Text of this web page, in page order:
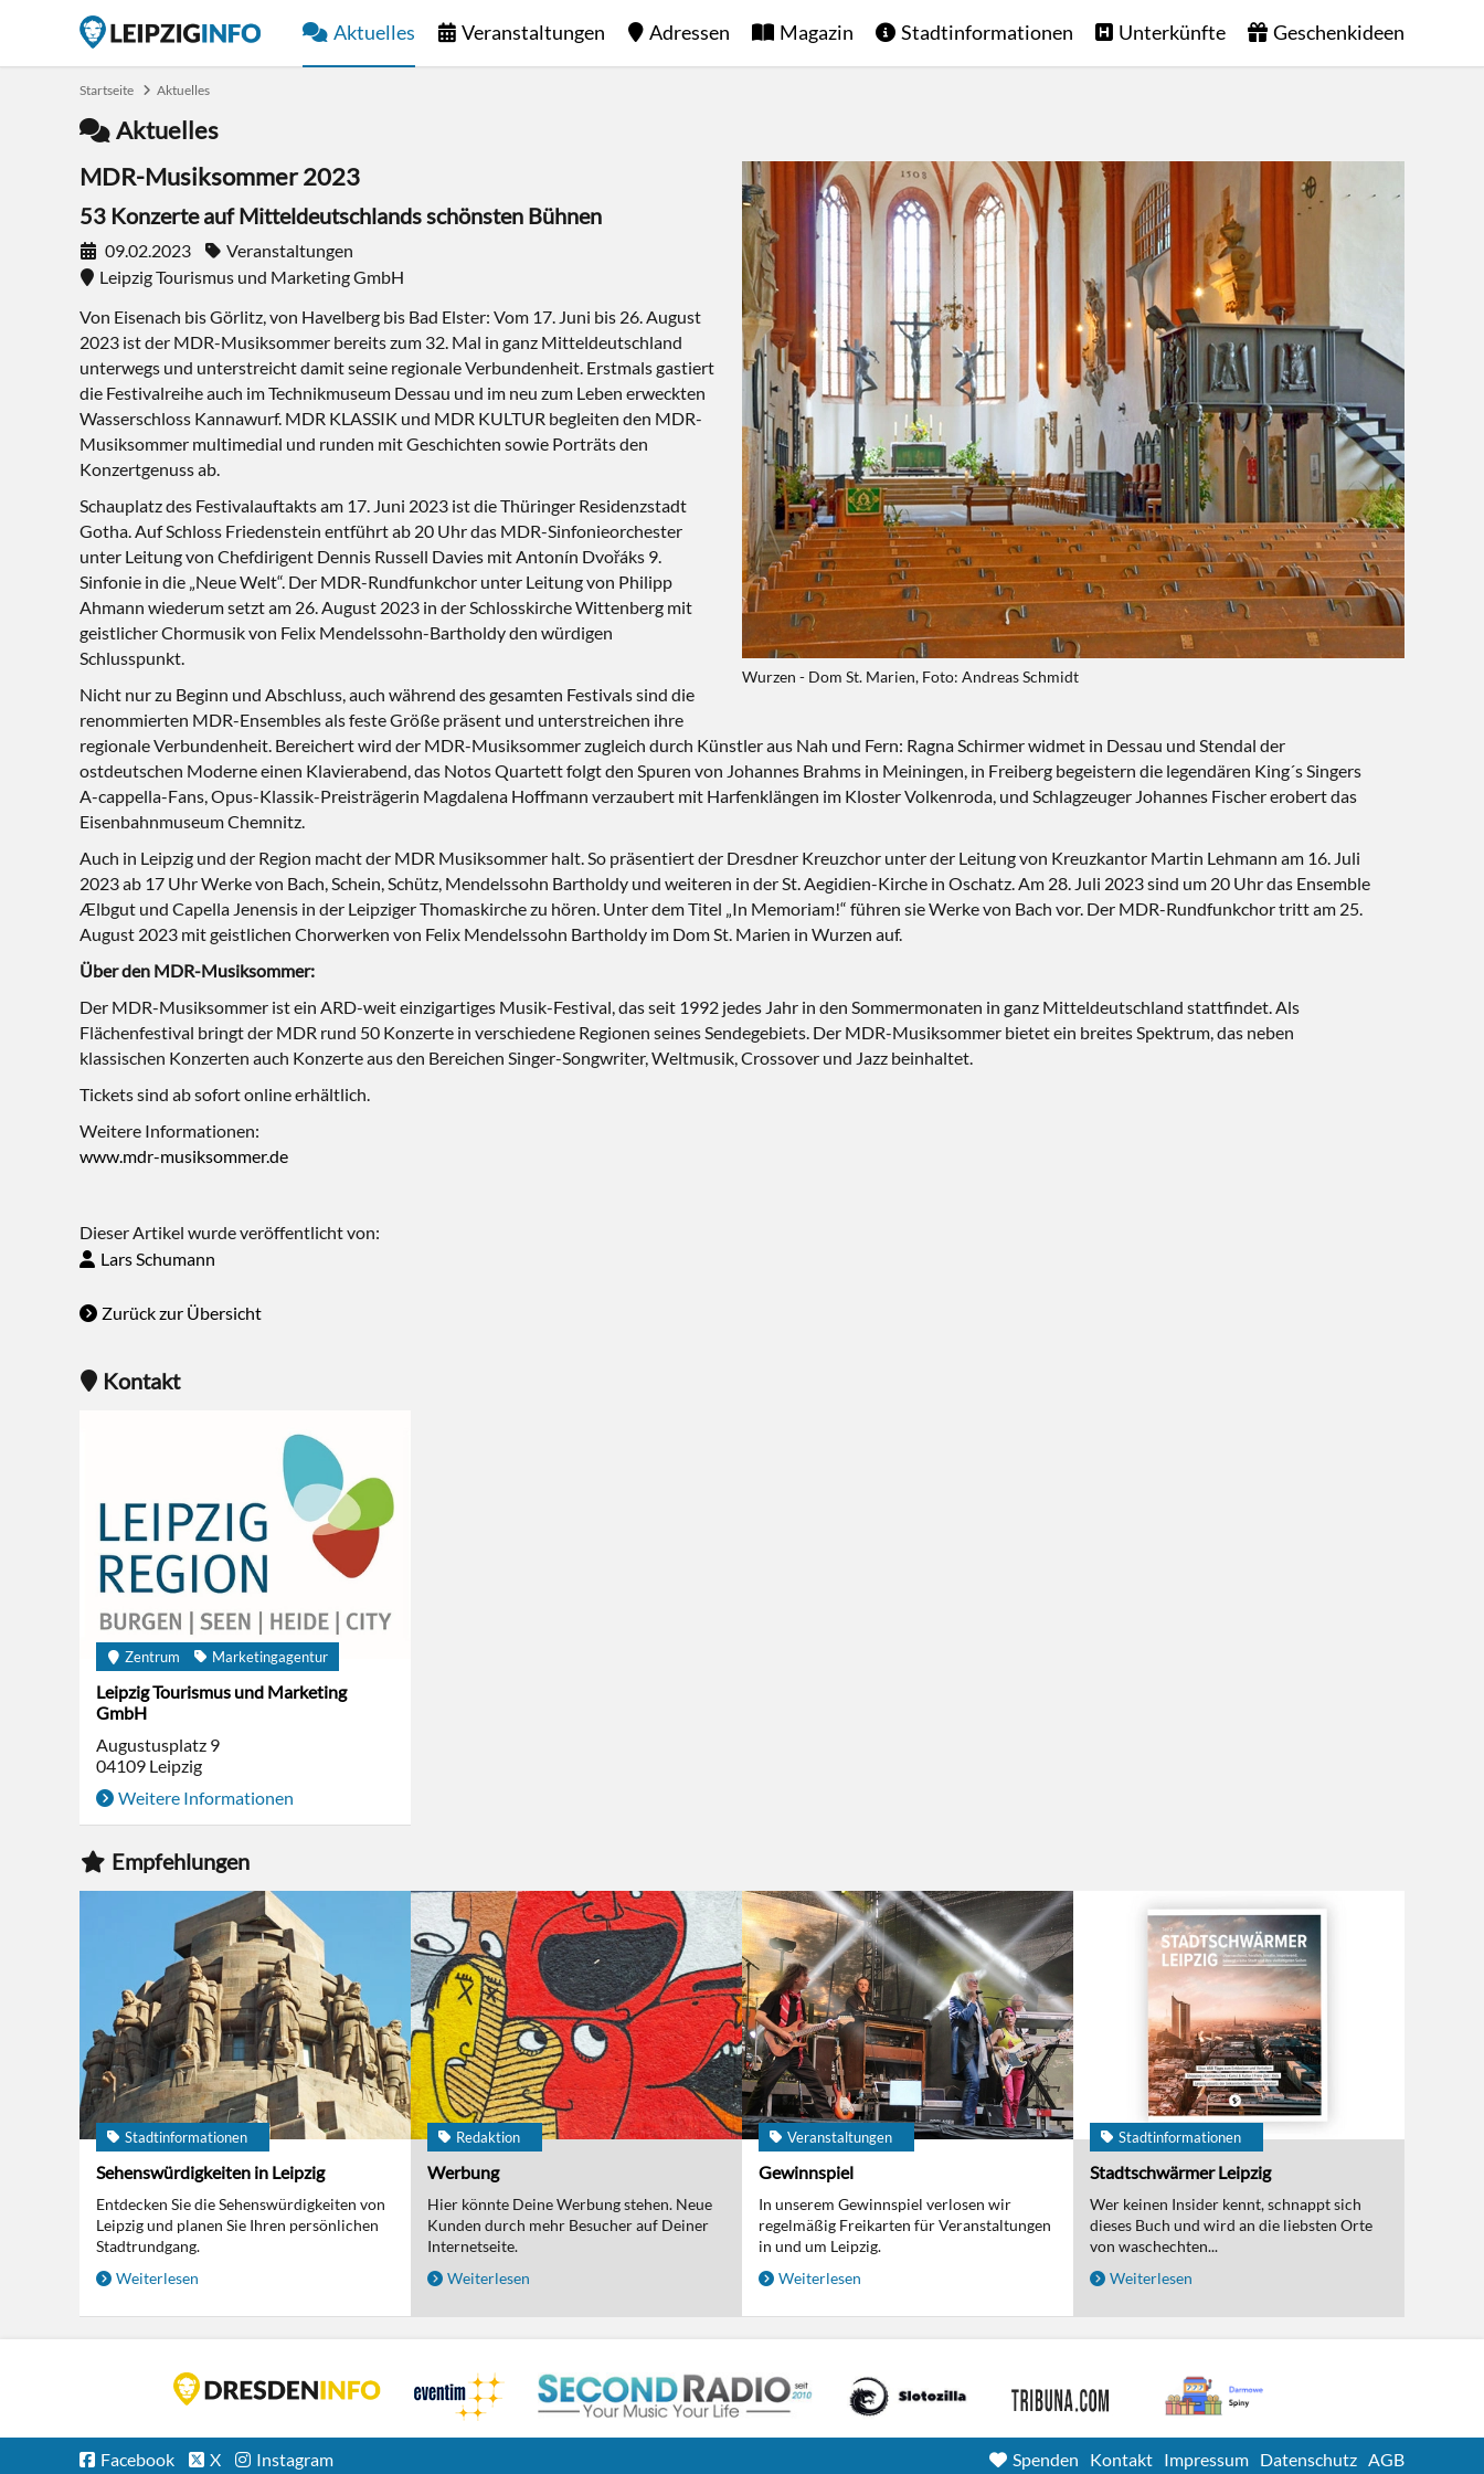
Aktuelles Veranstaltungen Adressen Magazin Stadtinformationen Unterkünfte Geschenkideen
Startseite Aktuelles
Aktuelles
Wurzen - Dom St. Marien, Foto: Andreas Schmidt
MDR-Musiksommer 2023
53 Konzerte auf Mitteldeutschlands schönsten Bühnen
09.02.2023
Veranstaltungen
Leipzig Tourismus und Marketing GmbH
Von Eisenach bis Görlitz, von Havelberg bis Bad Elster: Vom 17. Juni bis 26. August
2023 ist der MDR-Musiksommer bereits zum 32. Mal in ganz Mitteldeutschland
unterwegs und unterstreicht damit seine regionale Verbundenheit. Erstmals gastiert
die Festivalreihe auch im Technikmuseum Dessau und im neu zum Leben erweckten
Wasserschloss Kannawurf. MDR KLASSIK und MDR KULTUR begleiten den MDR-
Musiksommer multimedial und runden mit Geschichten sowie Porträts den
Konzertgenuss ab.
Schauplatz des Festivalauftakts am 17. Juni 2023 ist die Thüringer Residenzstadt
Gotha. Auf Schloss Friedenstein entführt ab 20 Uhr das MDR-Sinfonieorchester
unter Leitung von Chefdirigent Dennis Russell Davies mit Antonín Dvořáks 9.
Sinfonie in die „Neue Welt“. Der MDR-Rundfunkchor unter Leitung von Philipp
Ahmann wiederum setzt am 26. August 2023 in der Schlosskirche Wittenberg mit
geistlicher Chormusik von Felix Mendelssohn-Bartholdy den würdigen
Schlusspunkt.
Nicht nur zu Beginn und Abschluss, auch während des gesamten Festivals sind die
renommierten MDR-Ensembles als feste Größe präsent und unterstreichen ihre
regionale Verbundenheit. Bereichert wird der MDR-Musiksommer zugleich durch Künstler aus Nah und Fern: Ragna Schirmer widmet in Dessau und Stendal der
ostdeutschen Moderne einen Klavierabend, das Notos Quartett folgt den Spuren von Johannes Brahms in Meiningen, in Freiberg begeistern die legendären King´s Singers
A-cappella-Fans, Opus-Klassik-Preisträgerin Magdalena Hoffmann verzaubert mit Harfenklängen im Kloster Volkenroda, und Schlagzeuger Johannes Fischer erobert das
Eisenbahnmuseum Chemnitz.
Auch in Leipzig und der Region macht der MDR Musiksommer halt. So präsentiert der Dresdner Kreuzchor unter der Leitung von Kreuzkantor Martin Lehmann am 16. Juli
2023 ab 17 Uhr Werke von Bach, Schein, Schütz, Mendelssohn Bartholdy und weiteren in der St. Aegidien-Kirche in Oschatz. Am 28. Juli 2023 sind um 20 Uhr das Ensemble
Ælbgut und Capella Jenensis in der Leipziger Thomaskirche zu hören. Unter dem Titel „In Memoriam!“ führen sie Werke von Bach vor. Der MDR-Rundfunkchor tritt am 25.
August 2023 mit geistlichen Chorwerken von Felix Mendelssohn Bartholdy im Dom St. Marien in Wurzen auf.
Über den MDR-Musiksommer:
Der MDR-Musiksommer ist ein ARD-weit einzigartiges Musik-Festival, das seit 1992 jedes Jahr in den Sommermonaten in ganz Mitteldeutschland stattfindet. Als
Flächenfestival bringt der MDR rund 50 Konzerte in verschiedene Regionen seines Sendegebiets. Der MDR-Musiksommer bietet ein breites Spektrum, das neben
klassischen Konzerten auch Konzerte aus den Bereichen Singer-Songwriter, Weltmusik, Crossover und Jazz beinhaltet.
Tickets sind ab sofort online erhältlich.
Weitere Informationen:
www.mdr-musiksommer.de
Dieser Artikel wurde veröffentlicht von:
Lars Schumann
Zurück zur Übersicht
Kontakt
Zentrum Marketingagentur
Leipzig Tourismus und Marketing
GmbH
Augustusplatz 9
04109 Leipzig
Weitere Informationen
Empfehlungen
Stadtinformationen
Sehenswürdigkeiten in Leipzig
Entdecken Sie die Sehenswürdigkeiten von
Leipzig und planen Sie Ihren persönlichen
Stadtrundgang.
Weiterlesen
Redaktion
Werbung
Hier könnte Deine Werbung stehen. Neue
Kunden durch mehr Besucher auf Deiner
Internetseite.
Weiterlesen
Veranstaltungen
Gewinnspiel
In unserem Gewinnspiel verlosen wir
regelmäßig Freikarten für Veranstaltungen
in und um Leipzig.
Weiterlesen
Stadtinformationen
Stadtschwärmer Leipzig
Wer keinen Insider kennt, schnappt sich
dieses Buch und wird an die liebsten Orte
von waschechten...
Weiterlesen
Facebook X Instagram Spenden Kontakt Impressum Datenschutz AGB